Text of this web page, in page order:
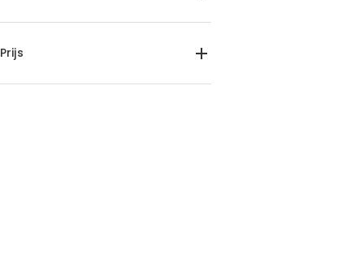
Acryl plaquette lampen(6)
Prijs